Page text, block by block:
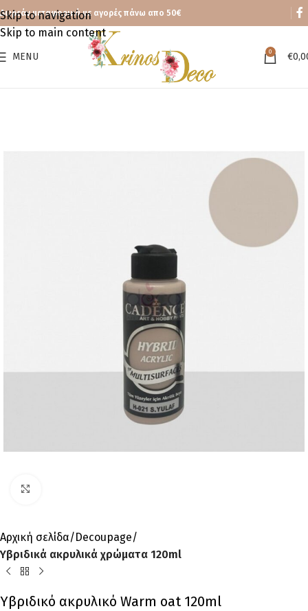
Skip to navigation
Skip to main content
Δωρεάν μεταφορικά με αγορές πάνω απο 50€
MENU 0 €
Αρχική σελίδα
Decoupage
Υβριδικά ακρυλικά χρώματα 120ml
Υβριδικό ακρυλικό Warm oat 120ml